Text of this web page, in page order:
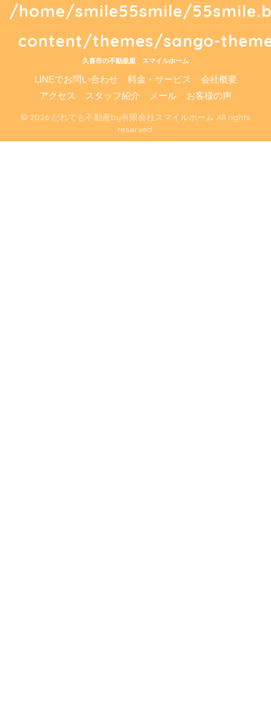
/home/smile55smile/
content/themes/sango-
久喜市の不動産屋 スマイルホーム
LINEでお問い合わせ 料金・サービス
会社概要
アクセス
スタッフ紹介 メール お客様の声
© 2026 だれでも不動産by有限会社スマイルホーム All rights
reserved.